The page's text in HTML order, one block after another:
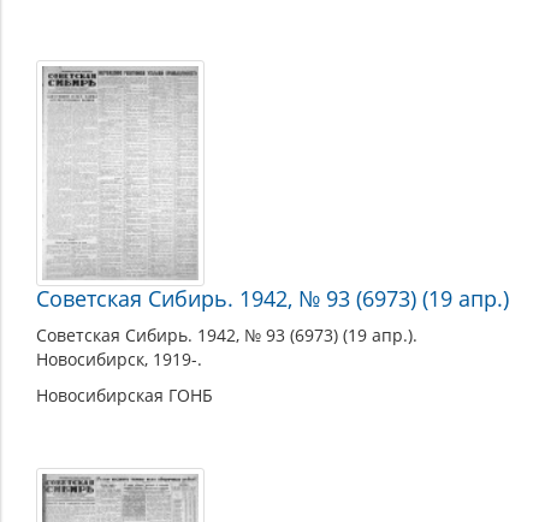
Советская Сибирь. 1942, № 93 (6973) (19 апр.)
Советская Сибирь. 1942, № 93 (6973) (19 апр.).
Новосибирск, 1919-.
Новосибирская ГОНБ